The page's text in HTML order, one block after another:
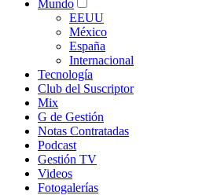
Mundo
EEUU
México
España
Internacional
Tecnología
Club del Suscriptor
Mix
G de Gestión
Notas Contratadas
Podcast
Gestión TV
Videos
Fotogalerías